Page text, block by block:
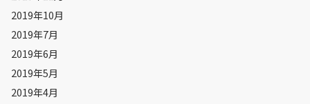
2019年10月
2019年7月
2019年6月
2019年5月
2019年4月